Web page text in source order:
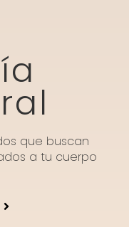
que buscan
a tu cuerpo